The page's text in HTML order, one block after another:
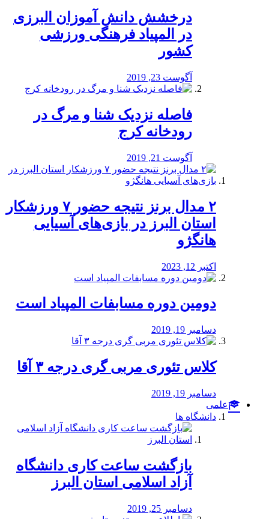
درخشش دانش آموزان البرزی
در المپیاد فرهنگی ورزشی
کشور
آگوست 23, 2019
️فاصله نزدیک شنا و مرگ در
رودخانه کرج
آگوست 21, 2019
۲ مدال برنز نتیجه حضور ۷ ورزشکار
استان البرز در بازی‌های آسیایی
هانگژو
اکتبر 12, 2023
دومین دوره مسابفات المپیاد است
دسامبر 19, 2019
کلاس تئوری مربی گری درجه ۳ آقا
دسامبر 19, 2019
علمی
دانشگاه ها
بازگشت ساعت کاری دانشگاه
آزاد اسلامی استان البرز
دسامبر 25, 2019